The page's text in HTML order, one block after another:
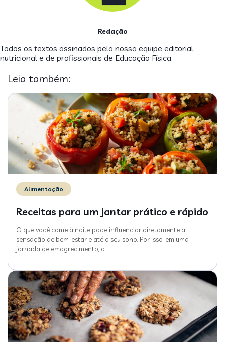
Redação
Todos os textos assinados pela nossa equipe editorial,
nutricional e de profissionais de Educação Física.
Leia também:
Alimentação
Receitas para um jantar prático e rápido
O que você come à noite pode influenciar diretamente a
sensação de bem-estar e até o seu sono. Por isso, em uma
jornada de emagrecimento, o